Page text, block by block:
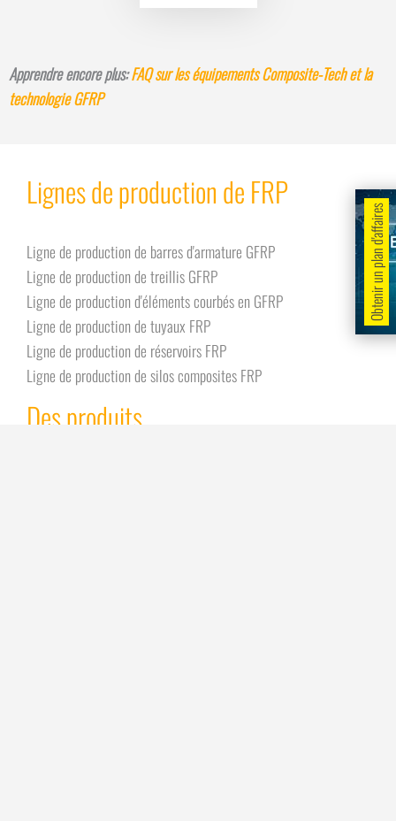
Apprendre encore plus:FAQ sur les équipements Composite-Tech et la
technologie GFRP
Lignes de production de FRP
Ligne de production de barres d'armature GFRP
Ligne de production de treillis GFRP
Ligne de production d'éléments courbés en GFRP
Ligne de production de tuyaux FRP
Ligne de production de réservoirs FRP
Ligne de production de silos composites FRP
Des produits
Obtenir un plan d'affaires